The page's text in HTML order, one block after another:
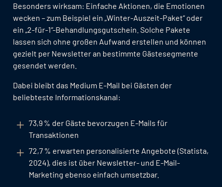
Besonders wirksam: Einfache Aktionen, die Emotionen
wecken – zum Beispiel ein „Winter-Auszeit-Paket“ oder
ein „2-für-1“-Behandlungsgutschein. Solche Pakete
lassen sich ohne großen Aufwand erstellen und können
gezielt per Newsletter an bestimmte Gästesegmente
gesendet werden.
Dabei bleibt das Medium E-Mail bei Gästen der
beliebteste Informationskanal:
73,9 % der Gäste bevorzugen E-Mails für
Transaktionen
72,7 % erwarten personalisierte Angebote (Statista,
2024), dies ist über Newsletter- und E-Mail-
Marketing ebenso einfach umsetzbar.